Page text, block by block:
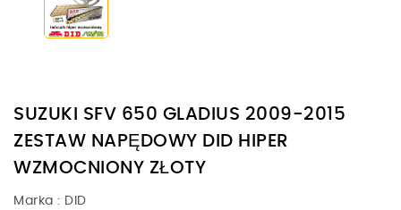
SUZUKI SFV 650 GLADIUS 2009-2015
ZESTAW NAPĘDOWY DID HIPER
WZMOCNIONY ZŁOTY
Marka : DID